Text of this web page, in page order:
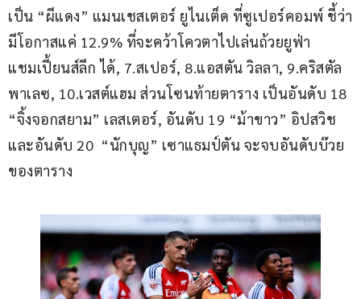
เป็น “ผีแดง” แมนเชสเตอร์ ยูไนเต็ด ที่ซูเปอร์คอมพ์ ชี้ว่า
มีโอกาสแค่ 12.9% ที่จะคว้าโควตาไปเล่นถ้วยยูฟ่า
แชมเปี้ยนส์ลีก ได้, 7.สเปอร์, 8.แอสตัน วิลลา, 9.คริสตัล
พาเลซ, 10.เวสต์แฮม ส่วนโซนท้ายตาราง เป็นอันดับ 18
“จิ้งจอกสยาม” เลสเตอร์, อันดับ 19 “ม้าขาว” อิปสวิช
และอันดับ 20  “นักบุญ” เซาแธมป์ตัน จะจบอันดับบ๊วย
ของตาราง